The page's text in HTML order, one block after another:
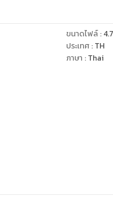
ขนาดไฟล์:
ประเทศ : TH
ภาษา : Thai